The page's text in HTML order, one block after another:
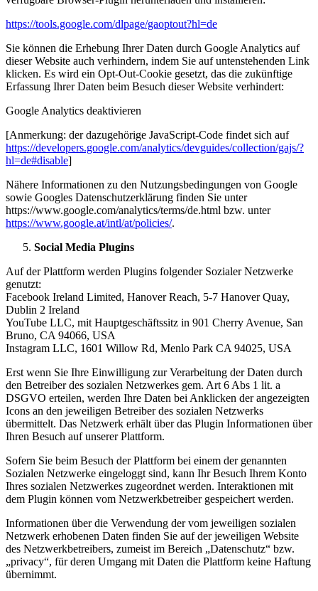
https://tools.google.com/dlpage/gaoptout?hl=de
Sie können die Erhebung Ihrer Daten durch Google Analytics auf
dieser Website auch verhindern, indem Sie auf untenstehenden Link
klicken. Es wird ein Opt-Out-Cookie gesetzt, das die zukünftige
Erfassung Ihrer Daten beim Besuch dieser Website verhindert:
Google Analytics deaktivieren
[Anmerkung: der dazugehörige JavaScript-Code findet sich auf
https://developers.google.com/analytics/devguides/collection/gajs/?
hl=de#disable]
Nähere Informationen zu den Nutzungsbedingungen von Google
sowie Googles Datenschutzerklärung finden Sie unter
https://www.google.com/analytics/terms/de.html bzw. unter
https://www.google.at/intl/at/policies/.
Social Media Plugins
Auf der Plattform werden Plugins folgender Sozialer Netzwerke
genutzt:
Facebook Ireland Limited, Hanover Reach, 5-7 Hanover Quay,
Dublin 2 Ireland
YouTube LLC, mit Hauptgeschäftssitz in 901 Cherry Avenue, San
Bruno, CA 94066, USA
Instagram LLC, 1601 Willow Rd, Menlo Park CA 94025, USA
Erst wenn Sie Ihre Einwilligung zur Verarbeitung der Daten durch
den Betreiber des sozialen Netzwerkes gem. Art 6 Abs 1 lit. a
DSGVO erteilen, werden Ihre Daten bei Anklicken der angezeigten
Icons an den jeweiligen Betreiber des sozialen Netzwerks
übermittelt. Das Netzwerk erhält über das Plugin Informationen über
Ihren Besuch auf unserer Plattform.
Sofern Sie beim Besuch der Plattform bei einem der genannten
Sozialen Netzwerke eingeloggt sind, kann Ihr Besuch Ihrem Konto
Ihres sozialen Netzwerkes zugeordnet werden. Interaktionen mit
dem Plugin können vom Netzwerkbetreiber gespeichert werden.
Informationen über die Verwendung der vom jeweiligen sozialen
Netzwerk erhobenen Daten finden Sie auf der jeweiligen Website
des Netzwerkbetreibers, zumeist im Bereich „Datenschutz“ bzw.
„privacy“, für deren Umgang mit Daten die Plattform keine Haftung
übernimmt.